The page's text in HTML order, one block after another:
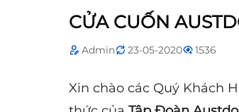
CỬA CUỐN
Admin 23-05-2020 1536
Xin chào các Quý Khách